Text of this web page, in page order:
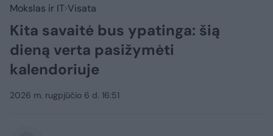
Mokslas ir IT Visata
Kita savaitė bus ypatinga: šią
dieną verta pasižymėti
kalendoriuje
2026 m. rugpjūčio 6 d. 16:51